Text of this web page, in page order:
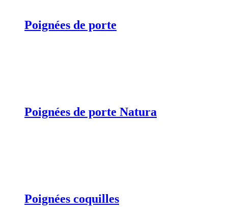
Poignées de porte
Poignées de porte Natura
Poignées coquilles